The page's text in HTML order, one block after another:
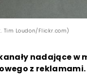
Tim Loudon/Flickr.com)
nadające w
z reklamami.